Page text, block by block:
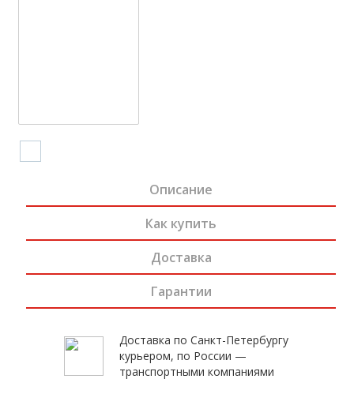
Описание
Как купить
Доставка
Гарантии
Доставка по Санкт-Петербургу
курьером, по России —
транспортными компаниями